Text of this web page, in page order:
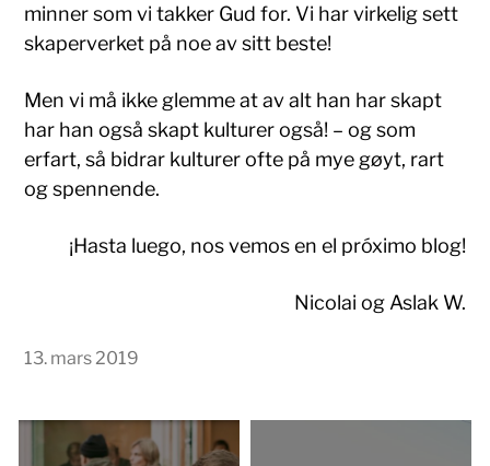
minner som vi takker Gud for. Vi har virkelig sett
skaperverket på noe av sitt beste!
Men vi må ikke glemme at av alt han har skapt
har han også skapt kulturer også! – og som
erfart, så bidrar kulturer ofte på mye gøyt, rart
og spennende.
¡Hasta luego, nos vemos en el próximo blog!
Nicolai og Aslak W.
13. mars 2019